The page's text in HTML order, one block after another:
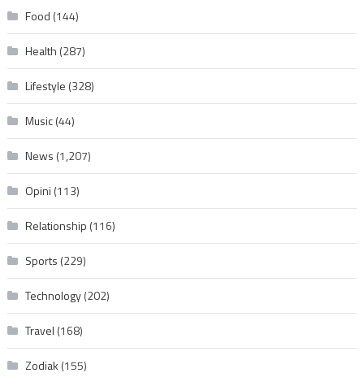
Food (144)
Health (287)
Lifestyle (328)
Music(44)
News (1,207)
Opini (113)
Relationship (116)
Sports (229)
Technology(202)
Travel (168)
Zodiak (155)